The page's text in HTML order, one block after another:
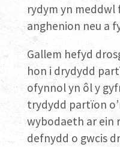
rydym yn meddwl
anghenion neu a
Gallem hefyd
hon i drydydd
ofynnol yn ôl y
trydydd partïon
wybodaeth ar ein
defnydd o gwcis